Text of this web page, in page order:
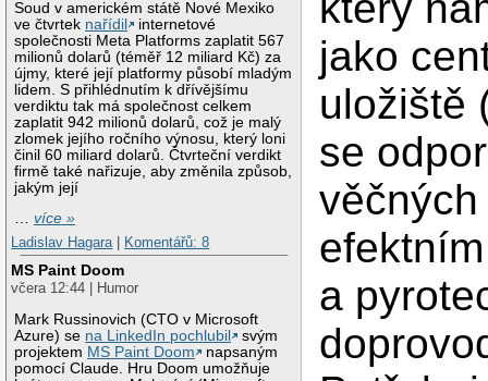
Soud v americkém státě Nové Mexiko
ve čtvrtek nařídil
internetové
společnosti Meta Platforms zaplatit 567
milionů dolarů (téměř 12 miliard Kč) za
újmy, které její platformy působí mladým
lidem. S přihlédnutím k dřívějšímu
verdiktu tak má společnost celkem
zaplatit 942 milionů dolarů, což je malý
zlomek jejího ročního výnosu, který loni
činil 60 miliard dolarů. Čtvrteční verdikt
firmě také nařizuje, aby změnila způsob,
jakým její
…více »
Ladislav Hagara
Komentářů: 8
MS Paint Doom
včera 12:44 | Humor
Mark Russinovich (CTO v Microsoft
Azure) se na LinkedIn pochlubil
svým
projektem MS Paint Doom
napsaným
pomocí Claude. Hru Doom umožňuje
jako
uložiště
se
a